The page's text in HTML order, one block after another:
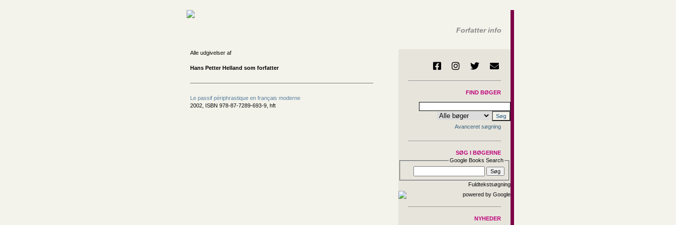
Forfatter info
Alle udgivelser af
Hans Petter Helland som forfatter
Le passif périphrastique en français moderne
2002, ISBN 978-87-7289-693-9, hft
FIND BØGER
Avanceret søgning
SØG I BØGERNE
Google Books Search
Fuldtekstsøgning
NYHEDER